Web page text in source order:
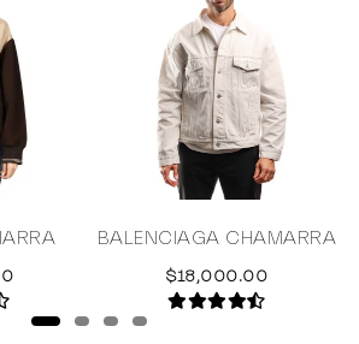
BALENCIAGA CHAMARRA
$18,000.00